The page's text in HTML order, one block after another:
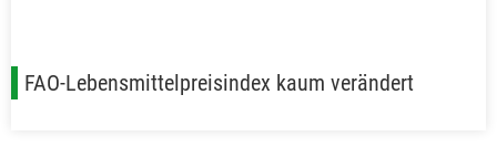
FAO-Lebensmittelpreisindex kaum verändert